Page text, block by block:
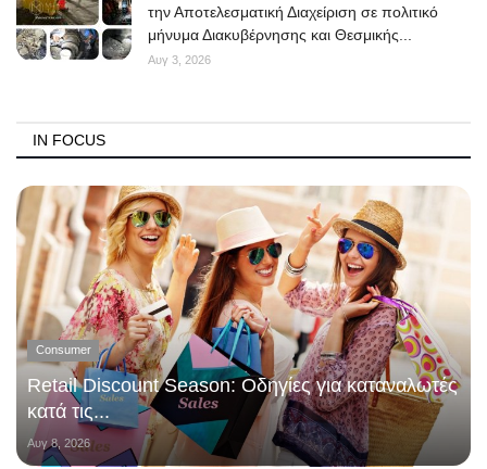
την Αποτελεσματική Διαχείριση σε πολιτικό
μήνυμα Διακυβέρνησης και Θεσμικής...
Αυγ 3, 2026
IN FOCUS
Consumer
Retail Discount Season: Οδηγίες για καταναλωτές
κατά τις...
Αυγ 8, 2026